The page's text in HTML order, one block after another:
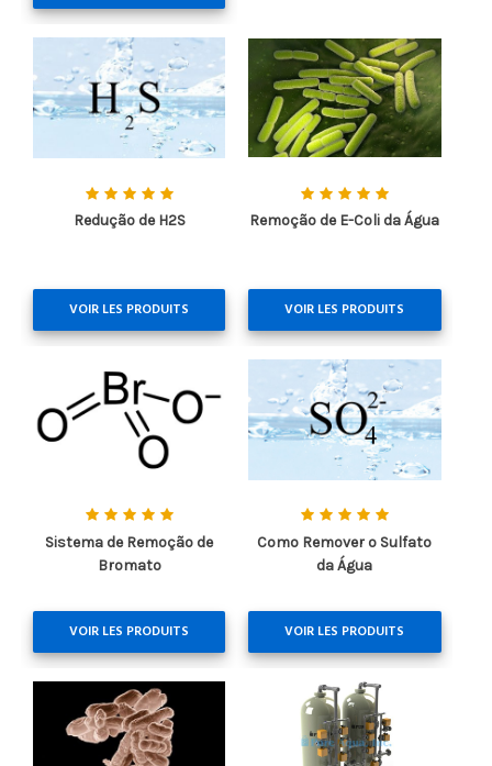
Redução de H2S
VOIR LES PRODUITS
Remoção de E-Coli da Água
VOIR LES PRODUITS
Sistema de Remoção de
Bromato
VOIR LES PRODUITS
Como Remover o Sulfato
da Água
VOIR LES PRODUITS